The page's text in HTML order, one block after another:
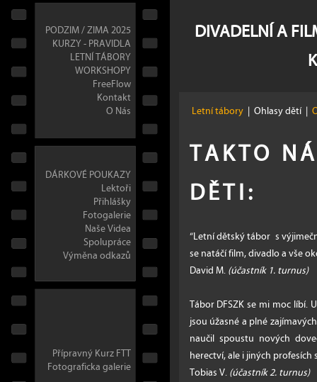
PODZIM / ZIMA 2025
KURZY - PRAVIDLA
LETNÍ TÁBORY
WORKSHOPY
FreeFlow
Kontakt
O Nás
DÁRKOVÉ POUKAZY
Lektoři
Přihlášky
Fotogalerie
Naše Videa
Spolupráce
Výměna odkazů
Přípravný Kurz FTT
Fotograficka galerie
DIVADELNÍ A
Letní tábory | Ohlasy dětí |
TAKTO
DĚTI:
“Letní dětský tábor s
se natáčí film, divadlo a vše
David M.(účastník 1. turnus)
Tábor DFSZK se mi moc líbí.
jsou úžasné a plné
naučil spoustu nových
herectví, ale i jiných
Tobias V.(účastník 2. turnus)